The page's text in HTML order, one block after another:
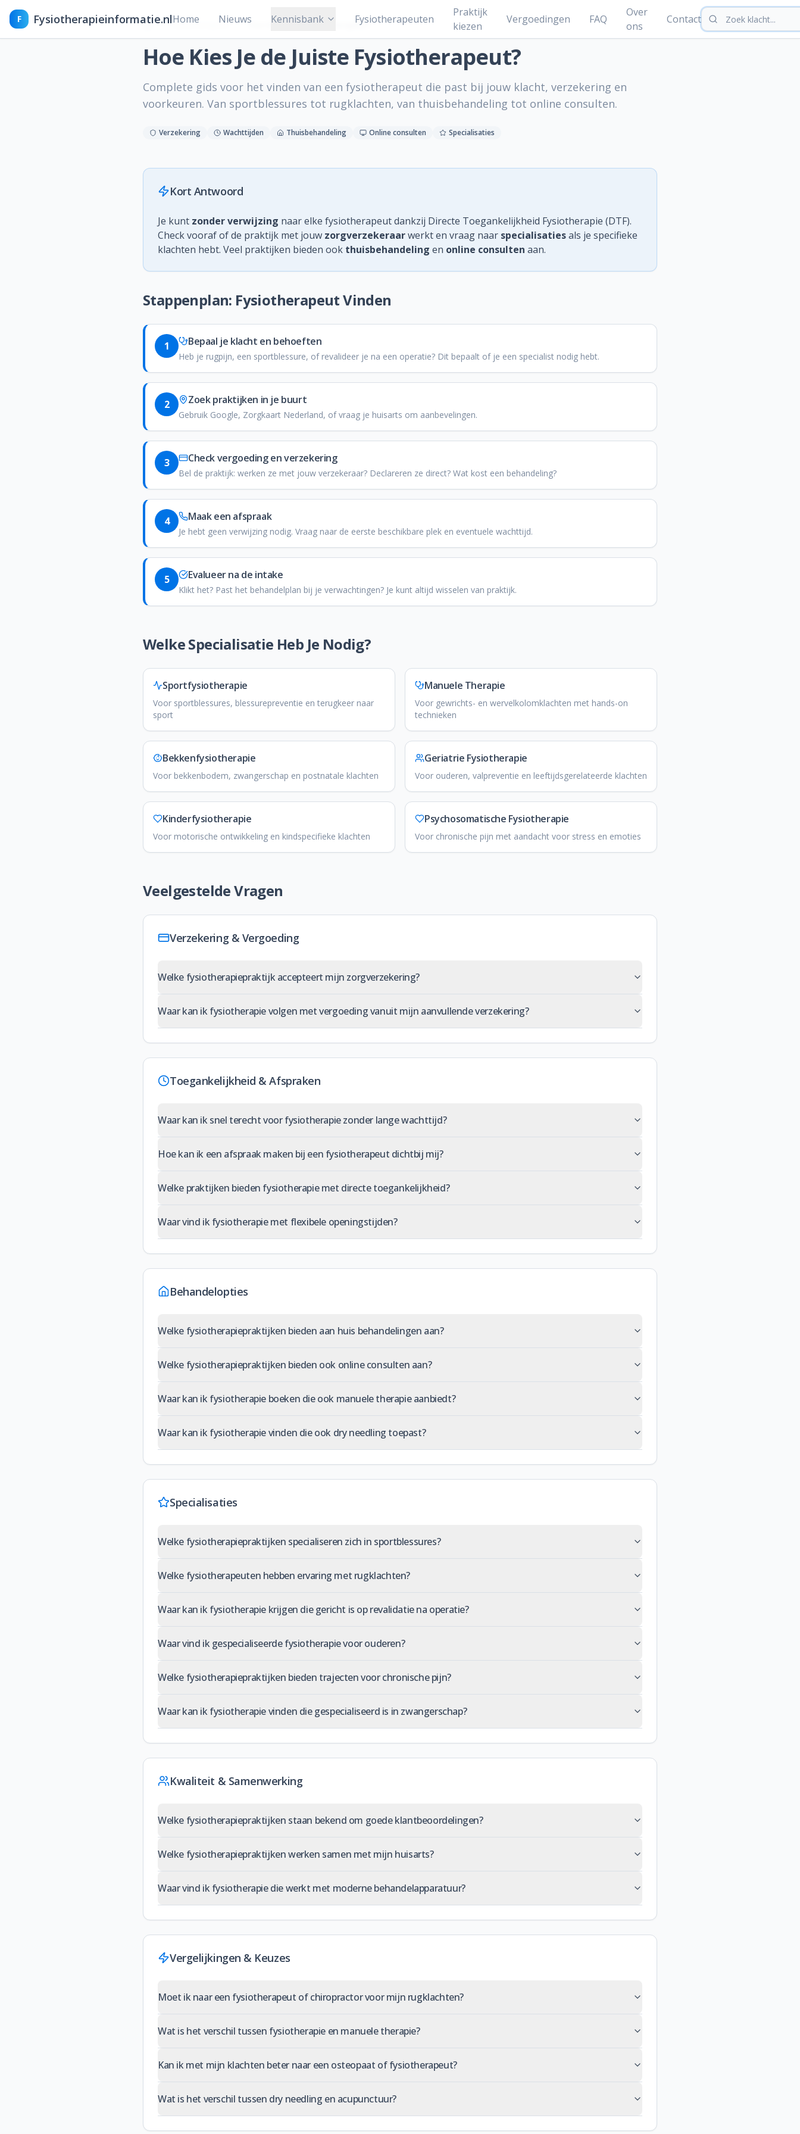
F Fysiotherapieinformatie.nlHome Nieuws Kennisbank Fysiotherapeuten
Praktijk
kiezen
Vergoedingen FAQ
Over
ons
Contact
Fysiotherapeut Hoe kies je een fysiotherapeut?
Hoe Kies Je de Juiste Fysiotherapeut?
Complete gids voor het vinden van een fysiotherapeut die past bij jouw klacht, verzekering en
voorkeuren. Van sportblessures tot rugklachten, van thuisbehandeling tot online consulten.
Verzekering Wachttijden Thuisbehandeling Online consulten Specialisaties
Kort Antwoord
Je kunt zonder verwijzing naar elke fysiotherapeut dankzij Directe Toegankelijkheid Fysiotherapie (DTF).
Check vooraf of de praktijk met jouw zorgverzekeraarwerkt en vraag naar specialisatiesals je specifieke
klachten hebt. Veel praktijken bieden ook thuisbehandeling en online consulten aan.
Stappenplan: Fysiotherapeut Vinden
1 Bepaal je klacht en behoeften
Heb je rugpijn, een sportblessure, of revalideer je na een operatie? Dit bepaalt of je een specialist nodig hebt.
2 Zoek praktijken in je buurt
Gebruik Google, Zorgkaart Nederland, of vraag je huisarts om aanbevelingen.
3 Check vergoeding en verzekering
Bel de praktijk: werken ze met jouw verzekeraar? Declareren ze direct? Wat kost een behandeling?
4 Maak een afspraak
Je hebt geen verwijzing nodig. Vraag naar de eerste beschikbare plek en eventuele wachttijd.
5 Evalueer na de intake
Klikt het? Past het behandelplan bij je verwachtingen? Je kunt altijd wisselen van praktijk.
Welke Specialisatie Heb Je Nodig?
Sportfysiotherapie
Voor sportblessures, blessurepreventie en terugkeer naar
sport
Manuele Therapie
Voor gewrichts- en wervelkolomklachten met hands-on
technieken
Bekkenfysiotherapie
Voor bekkenbodem, zwangerschap en postnatale klachten
Geriatrie Fysiotherapie
Voor ouderen, valpreventie en leeftijdsgerelateerde klachten
Kinderfysiotherapie
Voor motorische ontwikkeling en kindspecifieke klachten
Psychosomatische Fysiotherapie
Voor chronische pijn met aandacht voor stress en emoties
Veelgestelde Vragen
Verzekering & Vergoeding
Welke fysiotherapiepraktijk accepteert mijn zorgverzekering?
Waar kan ik fysiotherapie volgen met vergoeding vanuit mijn aanvullende verzekering?
Toegankelijkheid & Afspraken
Waar kan ik snel terecht voor fysiotherapie zonder lange wachttijd?
Hoe kan ik een afspraak maken bij een fysiotherapeut dichtbij mij?
Welke praktijken bieden fysiotherapie met directe toegankelijkheid?
Waar vind ik fysiotherapie met flexibele openingstijden?
Behandelopties
Welke fysiotherapiepraktijken bieden aan huis behandelingen aan?
Welke fysiotherapiepraktijken bieden ook online consulten aan?
Waar kan ik fysiotherapie boeken die ook manuele therapie aanbiedt?
Waar kan ik fysiotherapie vinden die ook dry needling toepast?
Specialisaties
Welke fysiotherapiepraktijken specialiseren zich in sportblessures?
Welke fysiotherapeuten hebben ervaring met rugklachten?
Waar kan ik fysiotherapie krijgen die gericht is op revalidatie na operatie?
Waar vind ik gespecialiseerde fysiotherapie voor ouderen?
Welke fysiotherapiepraktijken bieden trajecten voor chronische pijn?
Waar kan ik fysiotherapie vinden die gespecialiseerd is in zwangerschap?
Kwaliteit & Samenwerking
Welke fysiotherapiepraktijken staan bekend om goede klantbeoordelingen?
Welke fysiotherapiepraktijken werken samen met mijn huisarts?
Waar vind ik fysiotherapie die werkt met moderne behandelapparatuur?
Vergelijkingen & Keuzes
Moet ik naar een fysiotherapeut of chiropractor voor mijn rugklachten?
Wat is het verschil tussen fysiotherapie en manuele therapie?
Kan ik met mijn klachten beter naar een osteopaat of fysiotherapeut?
Wat is het verschil tussen dry needling en acupunctuur?